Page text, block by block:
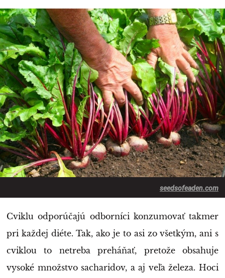
seedsofeaden.com
Cviklu odporúčajú odborníci konzumovať takmer
pri každej diéte. Tak, ako je to asi zo všetkým, ani s
cviklou to netreba preháňať, pretože obsahuje
vysoké množstvo sacharidov, a aj veľa železa. Hoci